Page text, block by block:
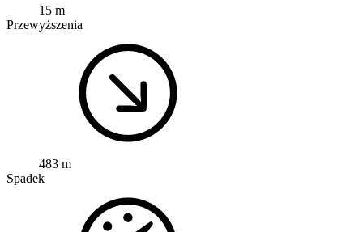
15 m
Przewyższenia
483 m
Spadek